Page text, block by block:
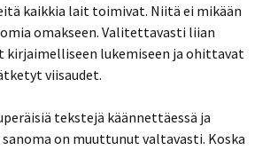
kaikkia lait toimivat. Niitä ei mikään
omakseen. Valitettavasti liian
kirjaimelliseen lukemiseen ja ohittavat
viisaudet.
tekstejä käännettäessä ja
on muuttunut valtavasti. Koska